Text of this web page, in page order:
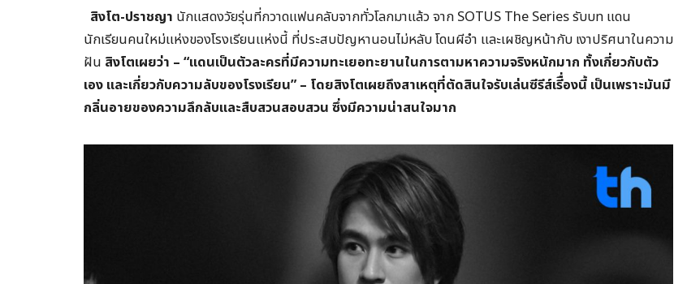
สิงโต-ปราชญา นักแสดงวัยรุ่นที่กวาดแฟนคลับจากทั่วโลกมาแล้ว จาก SOTUS The Series รับบท แดน
นักเรียนคนใหม่แห่งของโรงเรียนแห่งนี้ ที่ประสบปัญหานอนไม่หลับ โดนผีอำ และเผชิญหน้ากับ เงาปริศนาในความ
ฝัน สิงโตเผยว่า – “แดนเป็นตัวละครที่มีความทะเยอทะยานในการตามหาความจริงหนักมาก ทั้งเกี่ยวกับตัว
เอง และเกี่ยวกับความลับของโรงเรียน” – โดยสิงโตเผยถึงสาเหตุที่ตัดสินใจรับเล่นซีรีส์เรีื่องนี้ เป็นเพราะมันมี
กลิ่นอายของความลึกลับและสืบสวนสอบสวน ซึ่งมีความน่าสนใจมาก